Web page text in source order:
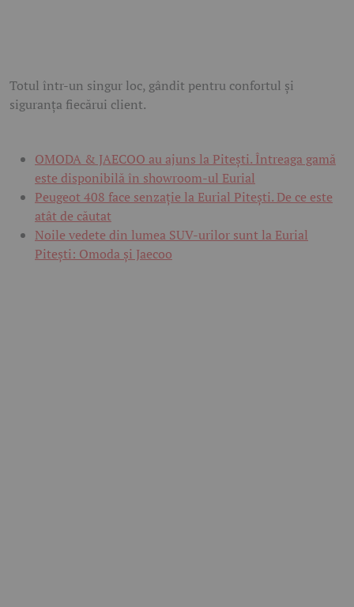
Totul într-un singur loc, gândit pentru confortul și
siguranța fiecărui client.
OMODA & JAECOO au ajuns la Pitești. Întreaga gamă
este disponibilă în showroom-ul Eurial
Peugeot 408 face senzație la Eurial Pitești. De ce este
atât de căutat
Noile vedete din lumea SUV-urilor sunt la Eurial
Pitești: Omoda și Jaecoo